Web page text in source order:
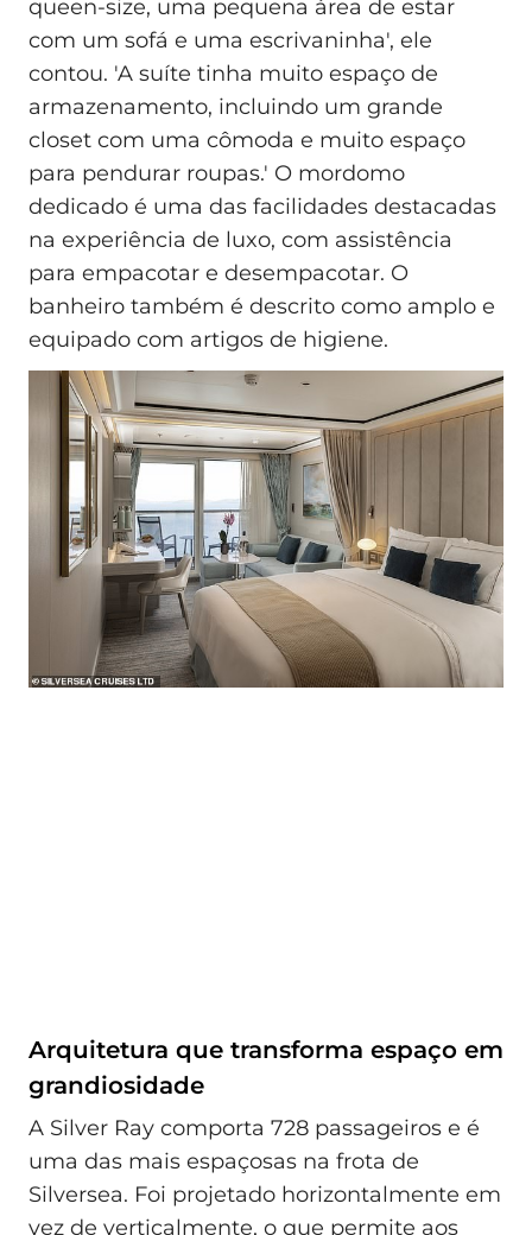
queen-size, uma pequena área de estar
com um sofá e uma escrivaninha', ele
contou. 'A suíte tinha muito espaço de
armazenamento, incluindo um grande
closet com uma cômoda e muito espaço
para pendurar roupas.' O mordomo
dedicado é uma das facilidades destacadas
na experiência de luxo, com assistência
para empacotar e desempacotar. O
banheiro também é descrito como amplo e
equipado com artigos de higiene.
Arquitetura que transforma espaço em
grandiosidade
A Silver Ray comporta 728 passageiros e é
uma das mais espaçosas na frota de
Silversea. Foi projetado horizontalmente em
vez de verticalmente, o que permite aos